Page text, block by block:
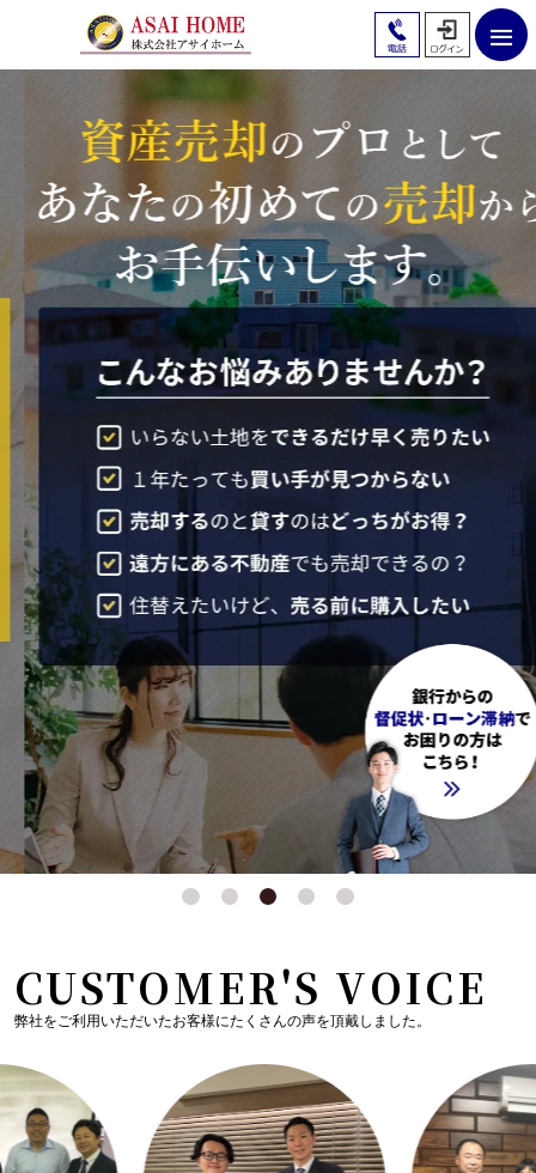
CUSTOMER'S VOICE
弊社をご利用いただいたお客様にたくさんの声を頂戴しました。